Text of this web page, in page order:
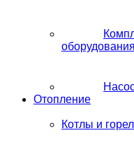
оборудования
Отопление
Котлы и